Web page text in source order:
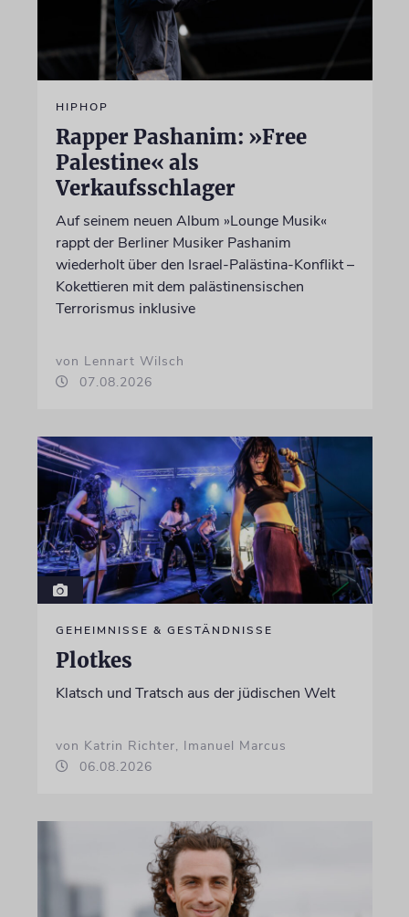
HIPHOP
Rapper Pashanim: »Free
Palestine« als
Verkaufsschlager
Auf seinem neuen Album »Lounge Musik«
rappt der Berliner Musiker Pashanim
wiederholt über den Israel-Palästina-Konflikt –
Kokettieren mit dem palästinensischen
Terrorismus inklusive
von Lennart Wilsch
07.08.2026
GEHEIMNISSE & GESTÄNDNISSE
Plotkes
Klatsch und Tratsch aus der jüdischen Welt
von Katrin Richter, Imanuel Marcus
06.08.2026